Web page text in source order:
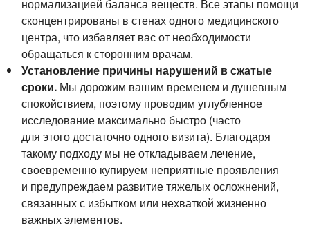
нормализацией баланса веществ. Все этапы помощи
сконцентрированы в стенах одного медицинского
центра, что избавляет вас от необходимости
обращаться к сторонним врачам.
Установление причины нарушений в сжатые
сроки. Мы дорожим вашим временем и душевным
спокойствием, поэтому проводим углубленное
исследование максимально быстро (часто
для этого достаточно одного визита). Благодаря
такому подходу мы не откладываем лечение,
своевременно купируем неприятные проявления
и предупреждаем развитие тяжелых осложнений,
связанных с избытком или нехваткой жизненно
важных элементов.